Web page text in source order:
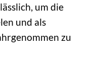
um die
und als
zu